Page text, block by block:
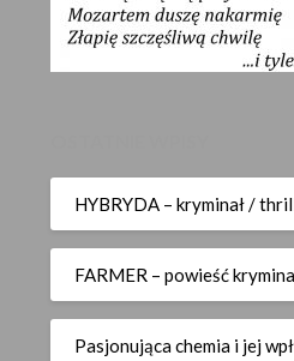
HYBRYDA – kryminał /
FARMER – powieść
Pasjonująca chemia i jej